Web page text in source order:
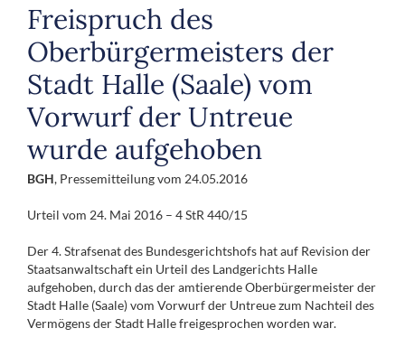
Freispruch des
Oberbürgermeisters der
Stadt Halle (Saale) vom
Vorwurf der Untreue
wurde aufgehoben
BGH, Pressemitteilung vom 24.05.2016
Urteil vom 24. Mai 2016 – 4 StR 440/15
Der 4. Strafsenat des Bundesgerichtshofs hat auf Revision der
Staatsanwaltschaft ein Urteil des Landgerichts Halle
aufgehoben, durch das der amtierende Oberbürgermeister der
Stadt Halle (Saale) vom Vorwurf der Untreue zum Nachteil des
Vermögens der Stadt Halle freigesprochen worden war.